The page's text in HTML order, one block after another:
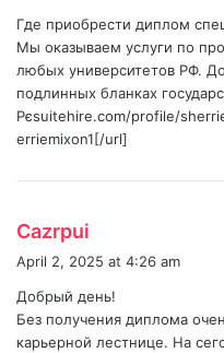
s
:
Где приобрести диплом
Мы оказываем услуги по
любых университетов РФ.
подлинных бланках
Рєsuitehire.com/profile/
erriemixon1[/url]
Cazrpui
a
s
:
April 2, 2025 at 4:26 am
Добрый день!
Без получения диплома
карьерной лестнице. На